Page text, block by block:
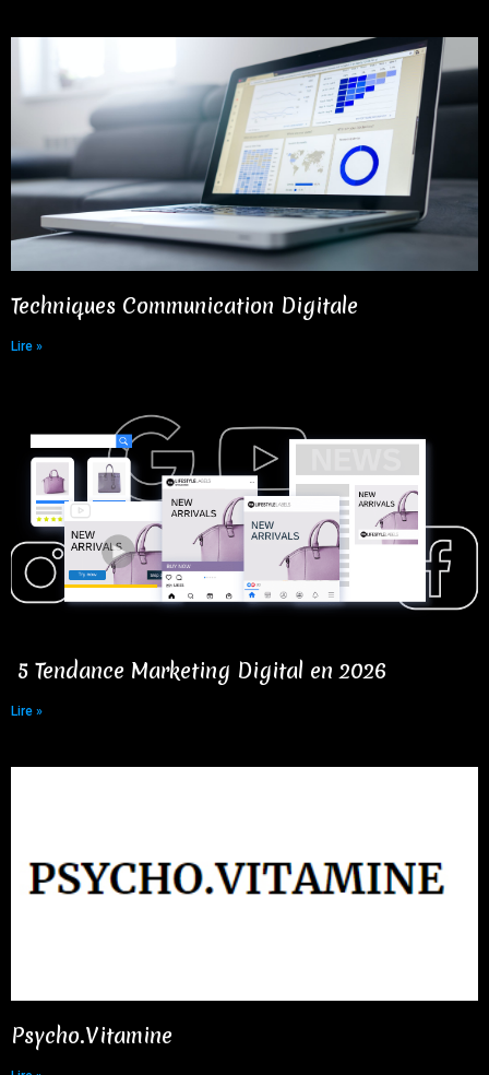
Techniques Communication Digitale​
Lire »
5 Tendance Marketing Digital en 2026
Lire »
Psycho.Vitamine​